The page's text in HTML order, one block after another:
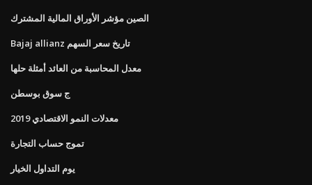
الصين مؤشر الأوراق المالية المشترك
Bajaj allianz تاريخ سعر السهم
معدل المحاسبة من العائد أمثلة حلها
ج سوق بوسطن
معدلات النمو الاقتصادي 2019
تموج حساب التجارة
يوم التداول الخيار